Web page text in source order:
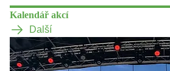
Kalendář akcí
Další